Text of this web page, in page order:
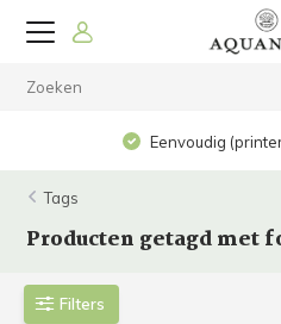
Eenvoudig
Tags
Producten getagd met
Filters